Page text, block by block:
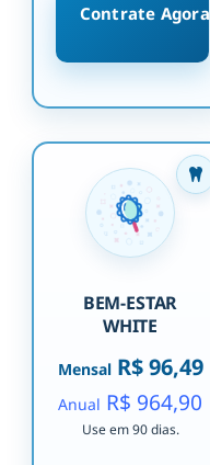
Contrate Agora
BEM-ESTAR
WHITE
MensalR$ 96,49
Anual R$ 964,90
Use em 90 dias.